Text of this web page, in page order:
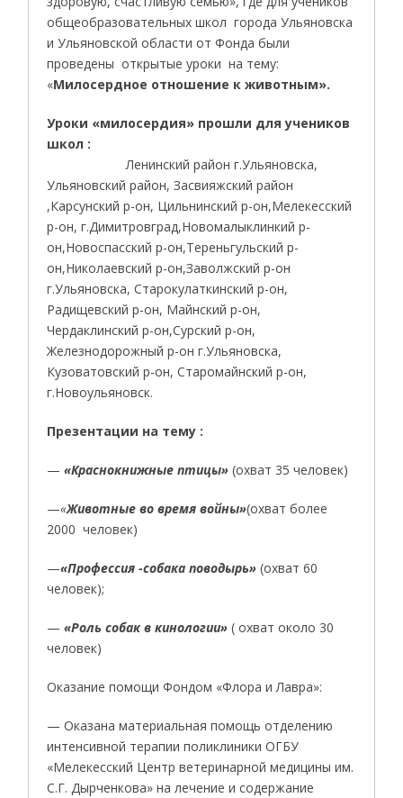
общеобразовательных школ города Ульяновска
и Ульяновской области от Фонда были
проведены открытые уроки на тему:
«Милосердное отношение к животным».
Уроки «милосердия» прошли для учеников
школ :
Ленинский район г.Ульяновска,
Ульяновский район, Засвияжский район
,Карсунский р-он, Цильнинский р-он,Мелекесский
р-он, г.Димитровград,Новомалыклинкий р-
он,Новоспасский р-он,Тереньгульский р-
он,Николаевский р-он,Заволжский р-он
г.Ульяновска, Старокулаткинский р-он,
Радищевский р-он, Майнский р-он,
Чердаклинский р-он,Сурский р-он,
Железнодорожный р-он г.Ульяновска,
Кузоватовский р-он, Старомайнский р-он,
г.Новоульяновск.
Презентации на тему :
—«Краснокнижные птицы» (охват 35 человек)
—«Животные во время войны»(охват более
2000 человек)
—«Профессия -собака поводырь» (охват 60
человек);
—«Роль собак в кинологии» ( охват около 30
человек)
Оказание помощи Фондом «Флора и Лавра»:
— Оказана материальная помощь отделению
интенсивной терапии поликлиники ОГБУ
«Мелекесский Центр ветеринарной медицины им.
С.Г. Дырченкова» на лечение и содержание